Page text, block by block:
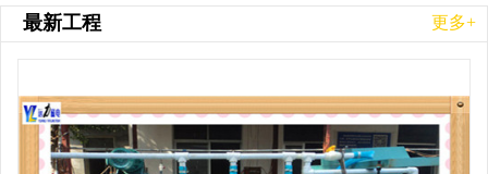
最新工程 更多+